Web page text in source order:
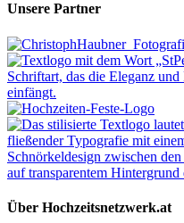
Unsere Partner
Über Hochzeitsnetzwerk.at